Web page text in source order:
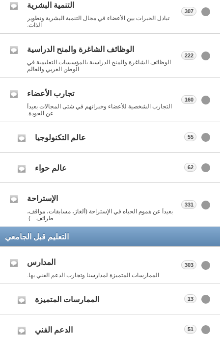
التنمية البشرية
تبادل الخبرات بين الأعضاء في مجال التنمية البشرية وتطوير
الذات.
307
الوظائف الشاغرة والمنح الدراسية
الوظائف الشاغرة والمنح الدراسية بالمؤسسات التعليمية في
الوطن العربي والعالم
222
تجارب الأعضاء
التجارب الشخصية للأعضاء وخبراتهم في شتى المجالات بعيداً
عن الجودة.
160
عالم التكنولوجيا 55
عالم حواء 62
الإستراحة
بعيداً عن هموم الحياه في الإستراحة (ألغاز، مسابقات، مواقف،
طرائف ...).
331
التعليم قبل الجامعي
المدارس
الممارسات المتميزة لمدارسنا وتجارب الدعم الفني بها.
303
الممارسات المتميزة 13
الدعم الفني 51